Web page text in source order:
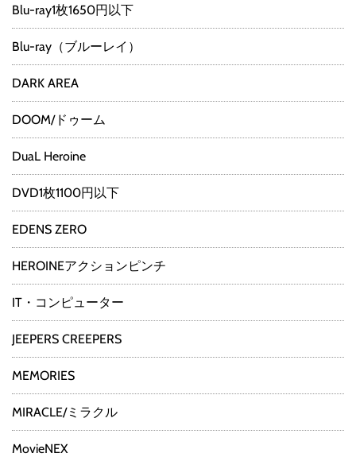
Blu-ray1枚1650円以下
Blu-ray（ブルーレイ）
DARK AREA
DOOM/ドゥーム
DuaL Heroine
DVD1枚1100円以下
EDENS ZERO
HEROINEアクションピンチ
IT・コンピューター
JEEPERS CREEPERS
MEMORIES
MIRACLE/ミラクル
MovieNEX